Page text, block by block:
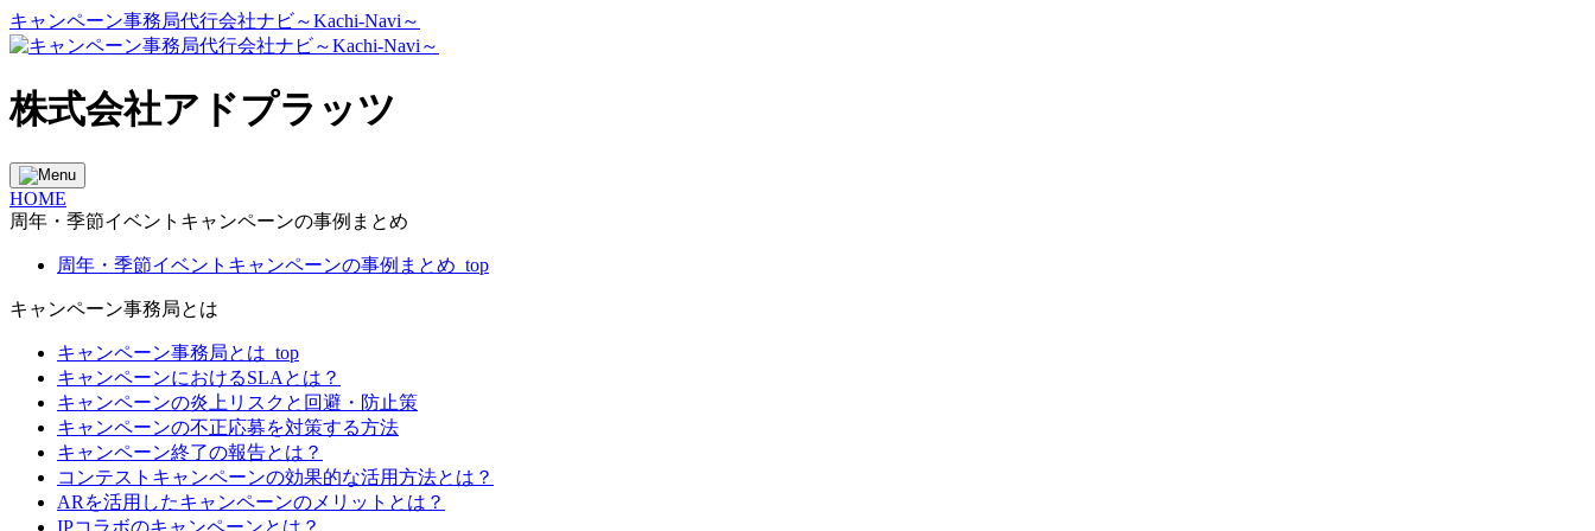
キャンペーン事務局代行会社ナビ～Kachi-Navi～
株式会社アドプラッツ
HOME
周年・季節イベントキャンペーンの事例まとめ
周年・季節イベントキャンペーンの事例まとめ_top
キャンペーン事務局とは
キャンペーン事務局とは_top
キャンペーンにおけるSLAとは？
キャンペーンの炎上リスクと回避・防止策
キャンペーンの不正応募を対策する方法
キャンペーン終了の報告とは？
コンテストキャンペーンの効果的な活用方法とは？
ARを活用したキャンペーンのメリットとは？
IPコラボのキャンペーンとは？